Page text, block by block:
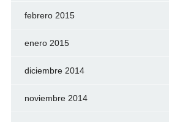
febrero 2015
enero 2015
diciembre 2014
noviembre 2014